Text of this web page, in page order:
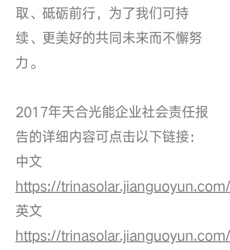
取、砥砺前行，为了我们可持
续、更美好的共同未来而不懈努
力。
2017年天合光能企业社会责任报
告的详细内容可点击以下链接：
中文
https://
英文
https://